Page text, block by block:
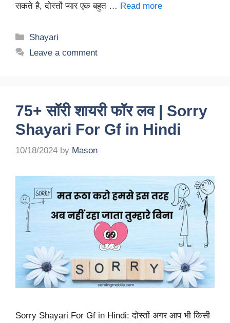
सकते है, दोस्तों प्यार एक बहुत … Read more
Categories
Shayari
Leave a comment
75+ सॉरी शायरी फॉर लव | Sorry
Shayari For Gf in Hindi
10/18/2024 by Mason
Sorry Shayari For Gf in Hindi: दोस्तों अगर आप भी किसी